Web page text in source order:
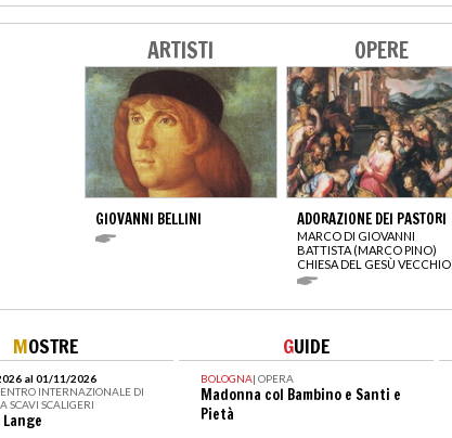
ARTISTI
GIOVANNI BELLINI
OPERE
ADORAZIONE DEI PASTORI
MARCO DI GIOVANNI
BATTISTA (MARCO PINO)
CHIESA DEL GESÙ VECCHIO
MOSTRE
al 01/11/2026
INTERNAZIONALE DI
SCAVI SCALIGERI
GUIDE
BOLOGNA| OPERA
Madonna col Bambino e Santi e
Pietà